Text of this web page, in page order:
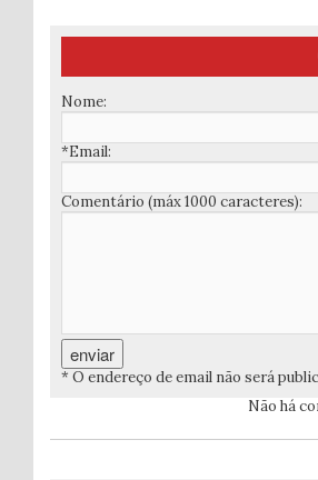
Nome:
*Email:
Comentário (máx 1000 caracteres):
* O endereço de email não será
Não há